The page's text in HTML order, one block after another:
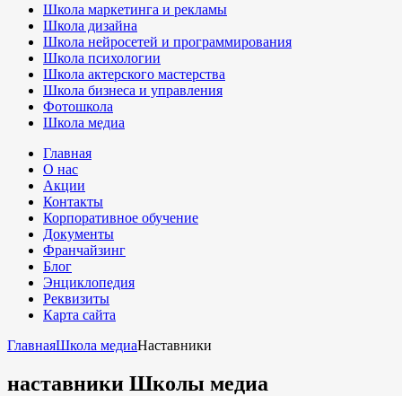
Школа маркетинга и рекламы
Школа дизайна
Школа нейросетей и программирования
Школа психологии
Школа актерского мастерства
Школа бизнеса и управления
Фотошкола
Школа медиа
Главная
О нас
Акции
Контакты
Корпоративное обучение
Документы
Франчайзинг
Блог
Энциклопедия
Реквизиты
Карта сайта
ГлавнаяШкола медиаНаставники
наставники Школы медиа